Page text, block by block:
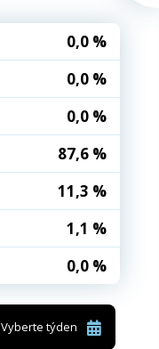
0,0 %
0,0 %
0,0 %
87,6 %
11,3 %
1,1 %
0,0 %
Vyberte týden